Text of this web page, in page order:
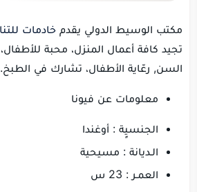
مكتب الوسيط الدولي يقدم خادمات
تجيد كافة أعمال المنزل، محبة للأطفال،
السن, رعّاية الأطفال، تشارك في الطبخ.
معلومات عن فيونا
الجنسيٍة : أوغندا
الـديانة : مسيحية
العمـر : 23 س